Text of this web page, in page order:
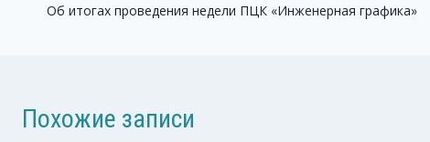
по
Об итогах проведения недели ПЦК «Инженерная графика»
Похожие записи